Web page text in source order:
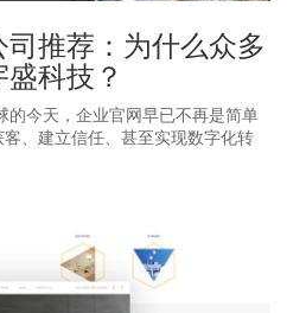
推荐：为什么众多
科技？
的今天，企业官网早已不再是简单
客、建立信任、甚至实现数字化转